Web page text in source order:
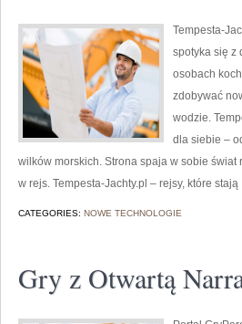
Tempesta-
spotyka się z
osobach
zdobywać
wodzie.
dla siebie –
wilków morskich. Strona spaja w sobie
w rejs. Tempesta-Jachty.pl – rejsy, które stają
CATEGORIES: NOWE TECHNOLOGIE
Gry z Otwartą